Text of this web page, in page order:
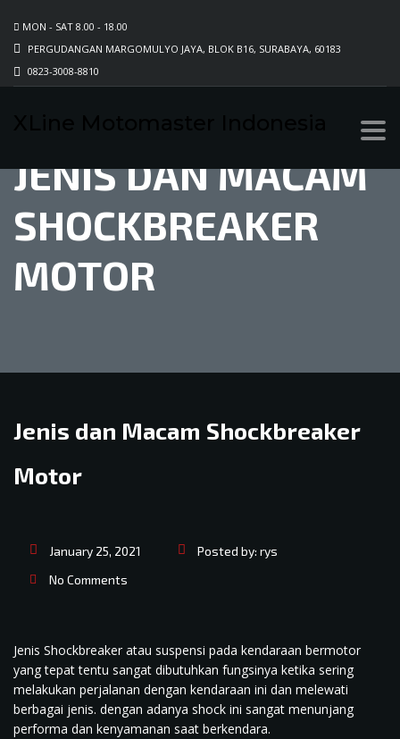
MON - SAT 8.00 - 18.00
PERGUDANGAN MARGOMULYO JAYA, BLOK B16, SURABAYA, 60183
0823-3008-8810
JENIS DAN MACAM
SHOCKBREAKER
MOTOR
Jenis dan Macam Shockbreaker
Motor
January 25, 2021 Posted by: rys
No Comments
Jenis Shockbreaker atau suspensi pada kendaraan bermotor
yang tepat tentu sangat dibutuhkan fungsinya ketika sering
melakukan perjalanan dengan kendaraan ini dan melewati
berbagai jenis. dengan adanya shock ini sangat menunjang
performa dan kenyamanan saat berkendara.